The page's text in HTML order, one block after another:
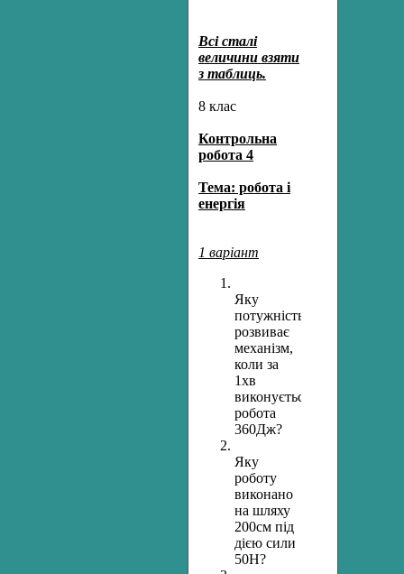
Всі сталі
величини взяти
з таблиць.
8 клас
Контрольна
робота 4
Тема: робота і
енергія
1 варіант
Яку
потужність
розвиває
механізм,
коли за
1хв
виконується
робота
360Дж?
Яку
роботу
виконано
на шляху
200см під
дією сили
50Н?